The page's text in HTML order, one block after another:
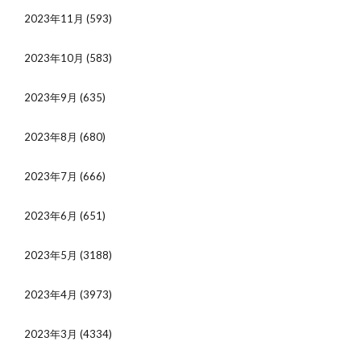
2023年11月 (593)
2023年10月 (583)
2023年9月 (635)
2023年8月 (680)
2023年7月 (666)
2023年6月 (651)
2023年5月 (3188)
2023年4月 (3973)
2023年3月 (4334)